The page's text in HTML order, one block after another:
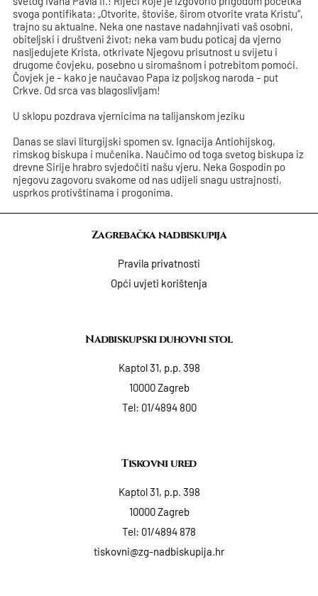
svoga pontifikata: „Otvorite, štoviše, širom otvorite vrata Kristu“,
trajno su aktualne. Neka one nastave nadahnjivati vaš osobni,
obiteljski i društveni život; neka vam budu poticaj da vjerno
nasljedujete Krista, otkrivate Njegovu prisutnost u svijetu i
drugome čovjeku, posebno u siromašnom i potrebitom pomoći.
Čovjek je – kako je naučavao Papa iz poljskog naroda – put
Crkve. Od srca vas blagoslivljam!
U sklopu pozdrava vjernicima na talijanskom jeziku
Danas se slavi liturgijski spomen sv. Ignacija Antiohijskog,
rimskog biskupa i mučenika. Naučimo od toga svetog biskupa iz
drevne Sirije hrabro svjedočiti našu vjeru. Neka Gospodin po
njegovu zagovoru svakome od nas udijeli snagu ustrajnosti,
usprkos protivštinama i progonima.
Zagrebačka nadbiskupija
Pravila privatnosti
Opći uvjeti korištenja
Nadbiskupski duhovni stol
Kaptol 31, p.p. 398
10000 Zagreb
Tel: 01/4894 800
Tiskovni ured
Kaptol 31, p.p. 398
10000 Zagreb
Tel: 01/4894 878
tiskovni@zg-nadbiskupija.hr